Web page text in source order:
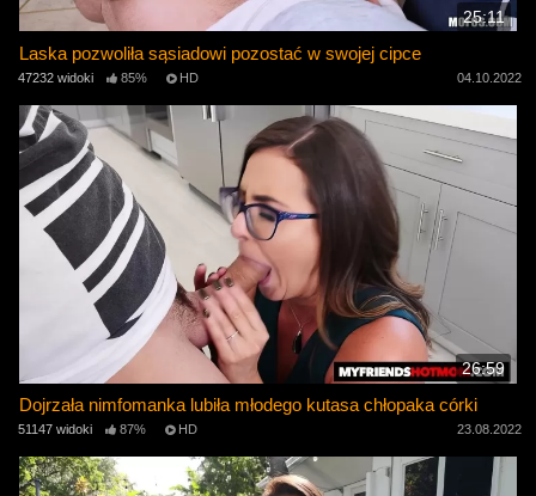
25:11
Laska pozwoliła sąsiadowi pozostać w swojej cipce
47232 widoki 85% HD 04.10.2022
26:59
Dojrzała nimfomanka lubiła młodego kutasa chłopaka córki
51147 widoki 87% HD 23.08.2022